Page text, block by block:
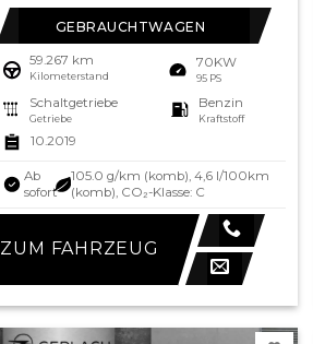
GEBRAUCHTWAGEN
59.267 km
Kilometerstand
70KW
95 PS
Schaltgetriebe
Getriebe
Benzin
Kraftstoff
10.2019
Ab
sofort
105.0 g/km (komb), 4,6 l/100km
(komb), CO₂-Klasse: C
ZUM FAHRZEUG